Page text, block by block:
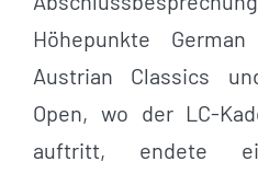
Höhepunkte
Austrian Classics
Open, wo der LC-
auftritt, endete